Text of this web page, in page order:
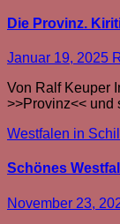
Die Provinz.
Januar 19, 2025
Von Ralf Keuper
>>Provinz<<
Westfalen in
Schönes
November 23,